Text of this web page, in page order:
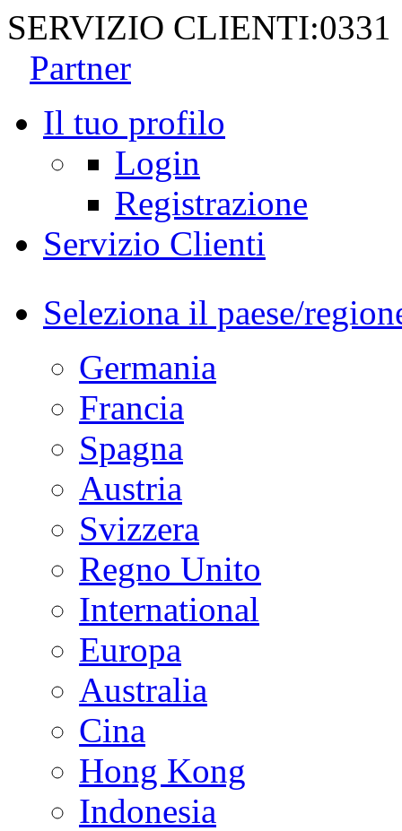
SERVIZIO CLIENTI:0331
Partner
Il tuo profilo
Login
Registrazione
Servizio Clienti
Seleziona il paese/
Germania
Francia
Spagna
Austria
Svizzera
Regno Unito
International
Europa
Australia
Cina
Hong Kong
Indonesia